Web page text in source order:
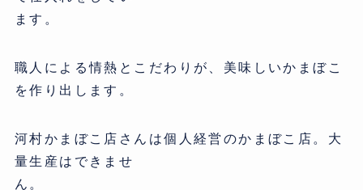
ます。
職人による情熱とこだわりが、美味しいかまぼこ
を作り出します。
河村かまぼこ店さんは個人経営のかまぼこ店。大
量生産はできませ
ん。